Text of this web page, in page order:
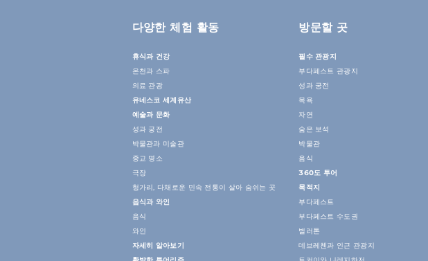
다양한 체험 활동
휴식과 건강
온천과 스파
의료 관광
유네스코 세계유산
예술과 문화
성과 궁전
박물관과 미술관
종교 명소
극장
헝가리, 다채로운 민속 전통이 살아 숨쉬는 곳
음식과 와인
음식
와인
자세히 알아보기
방문할 곳
필수 관광지
부다페스트 관광지
성과 궁전
목욕
자연
숨은 보석
박물관
음식
360도 투어
목적지
부다페스트
부다페스트 수도권
벌러톤
데브레첸과 인근 관광지